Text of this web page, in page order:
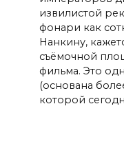
извилистой
фонари как
Нанкину,
съёмочной
фильма. Это
(основана
которой